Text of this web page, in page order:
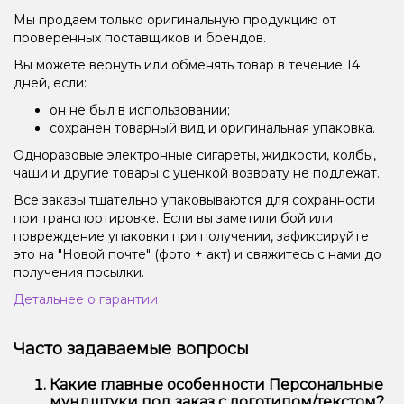
Мы продаем только оригинальную продукцию от
проверенных поставщиков и брендов.
Вы можете вернуть или обменять товар в течение 14
дней, если:
он не был в использовании;
сохранен товарный вид и оригинальная упаковка.
Одноразовые электронные сигареты, жидкости, колбы,
чаши и другие товары с уценкой возврату не подлежат.
Все заказы тщательно упаковываются для сохранности
при транспортировке. Если вы заметили бой или
повреждение упаковки при получении, зафиксируйте
это на "Новой почте" (фото + акт) и свяжитесь с нами до
получения посылки.
Детальнее о гарантии
Часто задаваемые вопросы
Какие главные особенности Персональные